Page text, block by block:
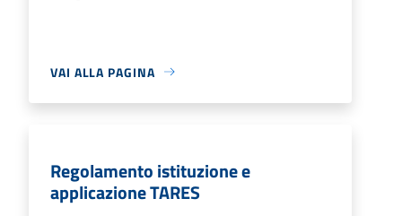
VAI ALLA PAGINA
Regolamento istituzione e
applicazione TARES